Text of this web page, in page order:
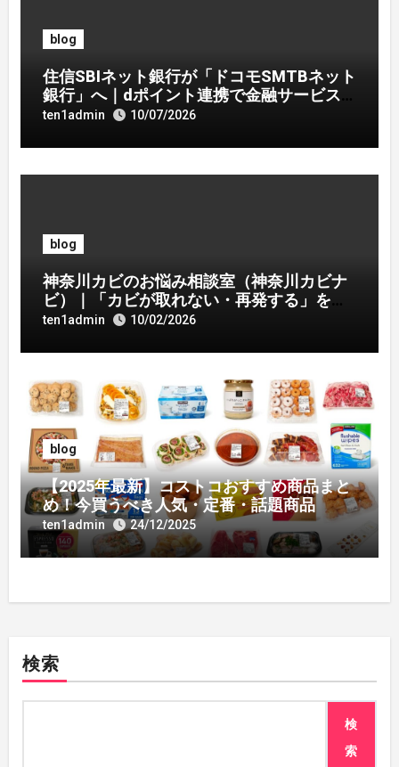
blog
住信SBIネット銀行が「ドコモSMTBネット
銀行」へ｜dポイント連携で金融サービス
刷新
ten1admin 10/07/2026
blog
神奈川カビのお悩み相談室（神奈川カビナ
ビ）｜「カビが取れない・再発する」を解
決へ近づける情報サイト
ten1admin 10/02/2026
blog
【2025年最新】コストコおすすめ商品まと
め！今買うべき人気・定番・話題商品
ten1admin 24/12/2025
検索
検
索